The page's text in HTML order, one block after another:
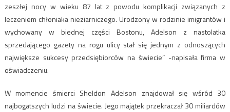
zeszłej nocy w wieku 87 lat z powodu komplikacji związanych z
leczeniem chłoniaka nieziarniczego. Urodzony w rodzinie imigrantów i
wychowany w biednej części Bostonu, Adelson z nastolatka
sprzedającego gazety na rogu ulicy stał się jednym z odnoszących
największe sukcesy przedsiębiorców na świecie” -napisała firma w
oświadczeniu.
W momencie śmierci Sheldon Adelson znajdował się wśród 30
najbogatszych ludzi na świecie. Jego majątek przekraczał 30 miliardów